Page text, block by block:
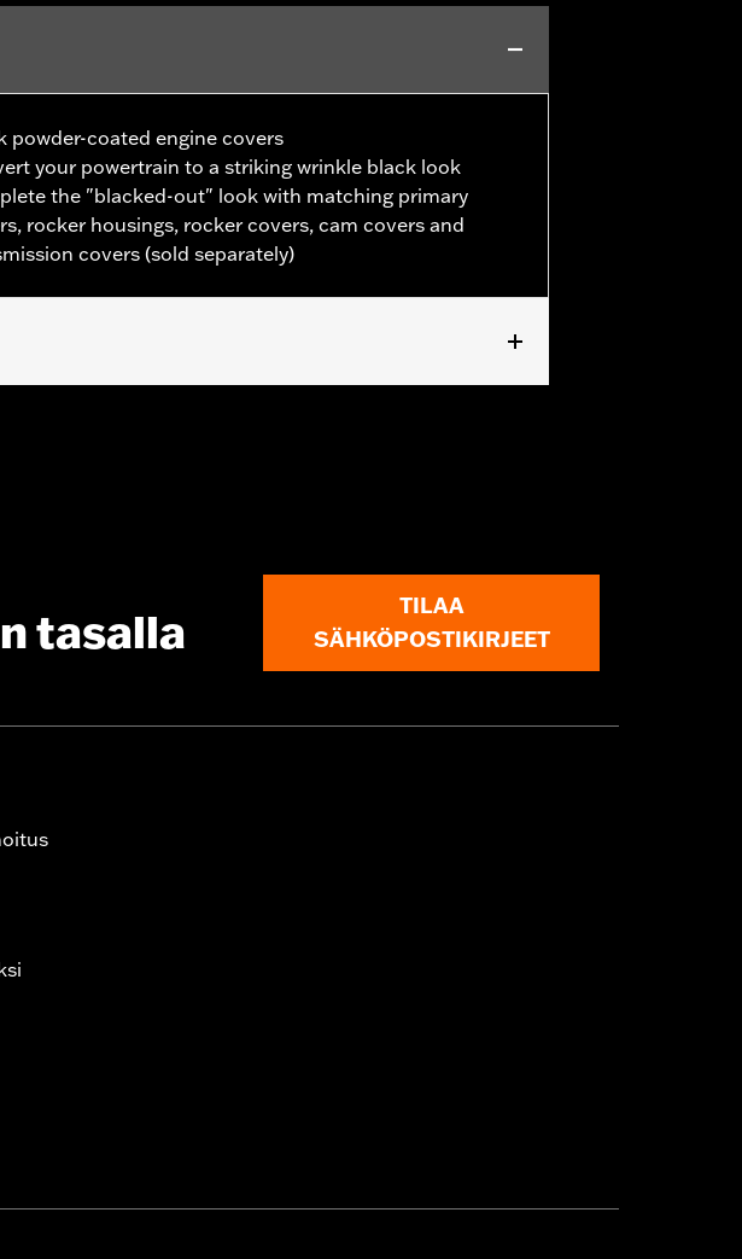
powder-coated engine covers
your powertrain to a striking wrinkle black look
the "blacked-out" look with matching primary
rocker housings, rocker covers, cam covers and
covers (sold separately)
tasalla
TILAA
SÄHKÖPOSTIKIRJEET